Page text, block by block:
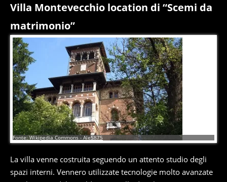
Villa Montevecchio location di “Scemi da
matrimonio”
Fonte: Wikipedia Commons - Ale5875
La villa venne costruita seguendo un attento studio degli
spazi interni. Vennero utilizzate tecnologie molto avanzate